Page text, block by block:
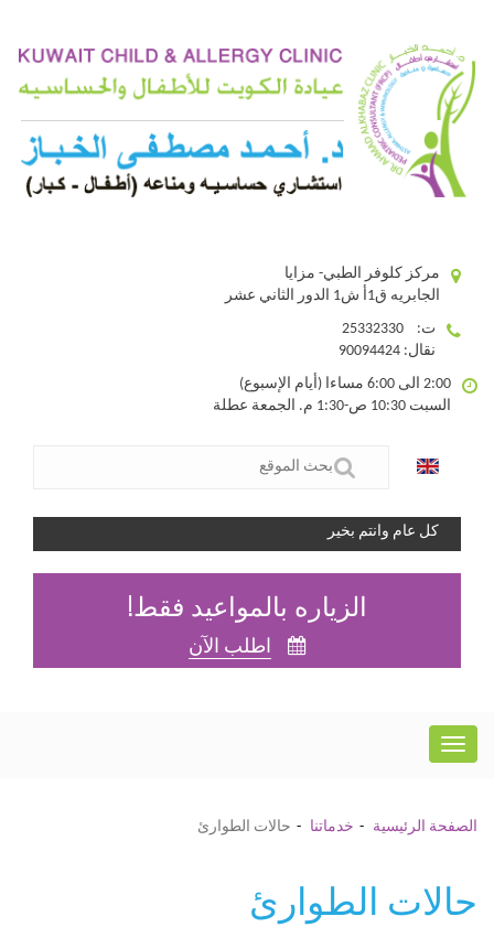
مركز كلوفر الطبي- مزايا
الجابريه ق1أ ش1 الدور الثاني عشر
ت: 25332330
نقال: 90094424
2:00 الى 6:00 مساءا (أيام الإسبوع)
السبت 10:30 ص-1:30 م. الجمعة عطلة
كل عام وانتم بخير
الزياره بالمواعيد فقط!
اطلب الآن
الصفحة الرئيسية خدماتنا حالات الطوارئ
حالات الطوارئ